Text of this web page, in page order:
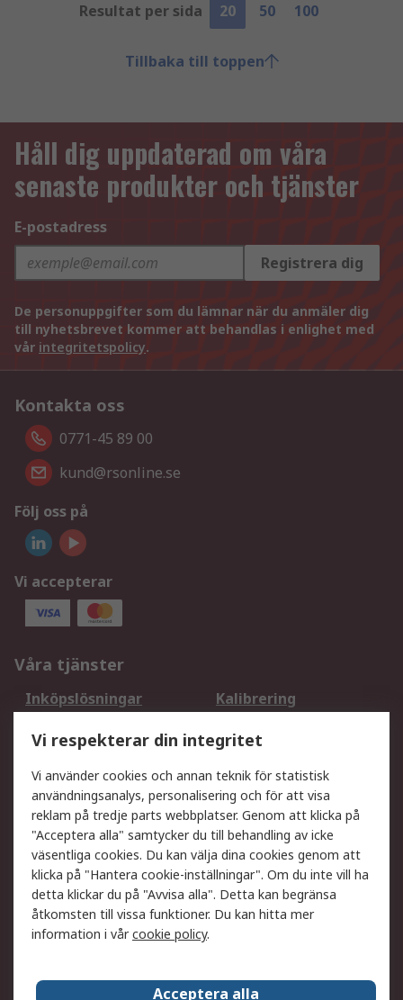
Resultat per sida
20 50 100
Tillbaka till toppen
Håll dig uppdaterad om våra
senaste produkter och tjänster
E-postadress
Registrera dig
De personuppgifter som du lämnar när du anmäler dig
till nyhetsbrevet kommer att behandlas i enlighet med
vår integritetspolicy.
Kontakta oss
0771-45 89 00
kund@rsonline.se
Följ oss på
Vi accepterar
Våra tjänster
Inköpslösningar
Kalibrering
DesignSpark
Teknisk Support
Ditt lokala säljteam
Exportlösningar
Support
Få hjälp
Retur av varor
Leverans
Spåra din order
Begär en fakturakopi
Fördelar med RS-konto
Betalningsalternativ
Vi respekterar din integritet
Vi använder cookies och annan teknik för statistisk
användningsanalys, personalisering och för att visa
reklam på tredje parts webbplatser. Genom att klicka på
"Acceptera alla" samtycker du till behandling av icke
väsentliga cookies. Du kan välja dina cookies genom att
klicka på "Hantera cookie-inställningar". Om du inte vill ha
detta klickar du på "Avvisa alla". Detta kan begränsa
åtkomsten till vissa funktioner. Du kan hitta mer
information i vårcookie policy.
Acceptera alla